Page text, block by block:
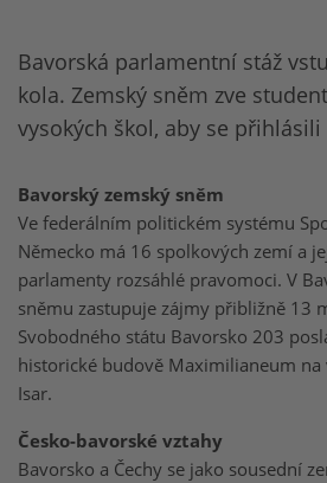
Bavorská parlamentní stáž
kola. Zemský sněm zve
vysokých škol, aby se
Bavorský zemský sněm
Ve federálním politickém systému
Německo má 16 spolkových zemí a
parlamenty rozsáhlé pravomoci. V
sněmu zastupuje zájmy přibližně 13
Svobodného státu Bavorsko 203
historické budově Maximilianeum
Isar.
Česko-bavorské vztahy
Bavorsko a Čechy se jako sousední